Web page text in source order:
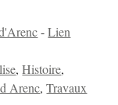
-Lien
Histoire
Arenc Travaux